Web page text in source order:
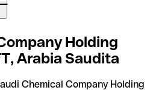
Holding
Arabia Saudita
Chemical Company Holding